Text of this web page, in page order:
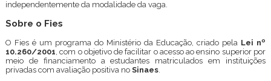
independentemente da modalidade da vaga.
Sobre o Fies
O Fies é um programa do Ministério da Educação, criado pela Lei nº
10.260/2001 , com o objetivo de facilitar o acesso ao ensino superior por
meio de financiamento a estudantes matriculados em instituições
privadas com avaliação positiva no Sinaes.